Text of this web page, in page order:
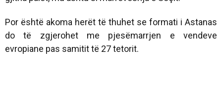
Por është akoma herët të thuhet se formati i Astanas
do të zgjerohet me pjesëmarrjen e vendeve
evropiane pas samitit të 27 tetorit.